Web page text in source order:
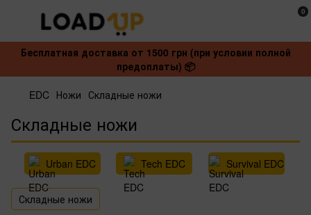
0
Бесплатная доставка от 1500 грн (при условии полной
предоплаты) 📦
EDC Ножи Складные ножи
Складные ножи
Urban EDC Tech EDC Survival EDC
Складные ножи